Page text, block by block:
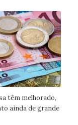
têm melhorado,
ainda de grande